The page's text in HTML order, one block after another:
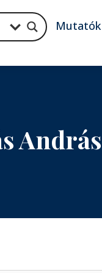
Mutatók
András